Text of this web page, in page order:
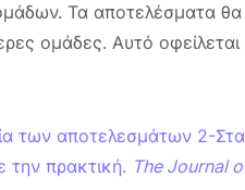
Τα αποτελέσματα θα
ομάδες. Αυτό
των αποτελεσμάτων 2-
πρακτική. The Journal